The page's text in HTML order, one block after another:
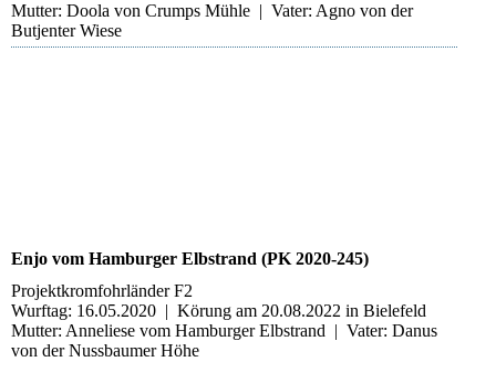
Mutter: Doola von Crumps Mühle | Vater: Agno von der
Butjenter Wiese
Enjo vom Hamburger Elbstrand (PK 2020-245)
Projektkromfohrländer F2
Wurftag: 16.05.2020 | Körung am 20.08.2022 in Bielefeld
Mutter: Anneliese vom Hamburger Elbstrand | Vater: Danus
von der Nussbaumer Höhe